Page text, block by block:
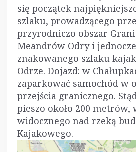
się początek
szlaku, prowadzącego
przyrodniczo obszar
Meandrów Odry i
znakowanego szlaku
Odrze. Dojazd: w
zaparkować samochód w
przejścia granicznego.
pieszo około 200
widocznego nad rzeką
Kajakowego.